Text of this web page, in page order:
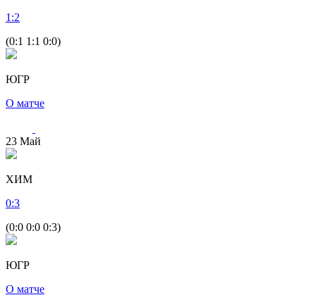
1 :2
(0:1 1:1 0:0)
ЮГР
О матче
23 Май
ХИМ
0:3
(0:0 0:0 0:3)
ЮГР
О матче